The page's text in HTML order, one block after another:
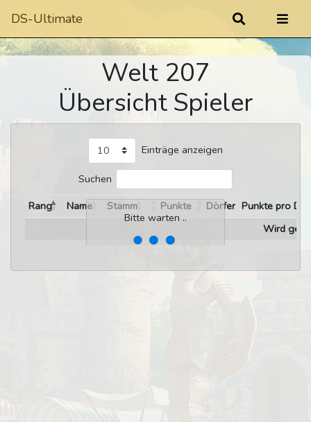
DS-Ultimate
Welt 207
Übersicht Spieler
Einträge anzeigen
Suchen
Bitte warten ..
Rang Name Stamm Punkte Dörfer Punkte pro
Wird